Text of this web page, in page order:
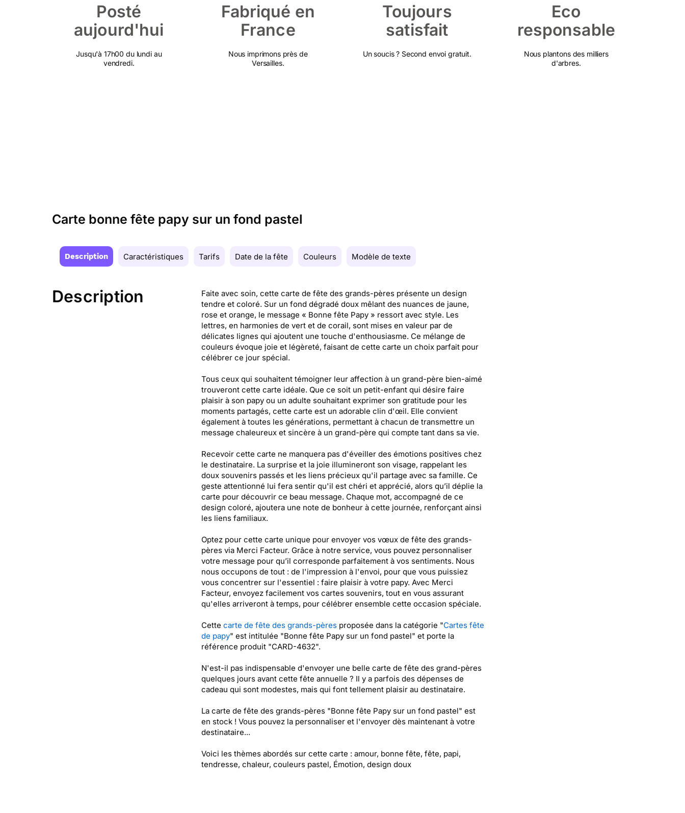
Posté
aujourd'hui
Jusqu'à 17h00 du lundi au
vendredi.
Fabriqué en
France
Nous imprimons près de
Versailles.
Toujours
satisfait
Un soucis ? Second envoi gratuit.
Eco
responsable
Nous plantons des milliers
d'arbres.
Carte bonne fête papy sur un fond pastel
Description Caractéristiques Tarifs Date de la fête Couleurs Modèle de texte
Description
Faite avec soin, cette carte de fête des grands-pères présente un design
tendre et coloré. Sur un fond dégradé doux mêlant des nuances de jaune,
rose et orange, le message « Bonne fête Papy » ressort avec style. Les
lettres, en harmonies de vert et de corail, sont mises en valeur par de
délicates lignes qui ajoutent une touche d'enthousiasme. Ce mélange de
couleurs évoque joie et légèreté, faisant de cette carte un choix parfait pour
célébrer ce jour spécial.
Tous ceux qui souhaitent témoigner leur affection à un grand-père bien-aimé
trouveront cette carte idéale. Que ce soit un petit-enfant qui désire faire
plaisir à son papy ou un adulte souhaitant exprimer son gratitude pour les
moments partagés, cette carte est un adorable clin d'œil. Elle convient
également à toutes les générations, permettant à chacun de transmettre un
message chaleureux et sincère à un grand-père qui compte tant dans sa vie.
Recevoir cette carte ne manquera pas d'éveiller des émotions positives chez
le destinataire. La surprise et la joie illumineront son visage, rappelant les
doux souvenirs passés et les liens précieux qu'il partage avec sa famille. Ce
geste attentionné lui fera sentir qu'il est chéri et apprécié, alors qu’il déplie la
carte pour découvrir ce beau message. Chaque mot, accompagné de ce
design coloré, ajoutera une note de bonheur à cette journée, renforçant ainsi
les liens familiaux.
Optez pour cette carte unique pour envoyer vos vœux de fête des grands-
pères via Merci Facteur. Grâce à notre service, vous pouvez personnaliser
votre message pour qu’il corresponde parfaitement à vos sentiments. Nous
nous occupons de tout : de l'impression à l'envoi, pour que vous puissiez
vous concentrer sur l'essentiel : faire plaisir à votre papy. Avec Merci
Facteur, envoyez facilement vos cartes souvenirs, tout en vous assurant
qu'elles arriveront à temps, pour célébrer ensemble cette occasion spéciale.
Cette carte de fête des grands-pèresproposée dans la catégorie "Cartes fête
de papy" est intitulée "Bonne fête Papy sur un fond pastel" et porte la
référence produit "CARD-4632".
N'est-il pas indispensable d'envoyer une belle carte de fête des grand-pères
quelques jours avant cette fête annuelle ? Il y a parfois des dépenses de
cadeau qui sont modestes, mais qui font tellement plaisir au destinataire.
La carte de fête des grands-pères "Bonne fête Papy sur un fond pastel" est
en stock ! Vous pouvez la personnaliser et l'envoyer dès maintenant à votre
destinataire...
Voici les thèmes abordés sur cette carte : amour, bonne fête, fête, papi,
tendresse, chaleur, couleurs pastel, Émotion, design doux